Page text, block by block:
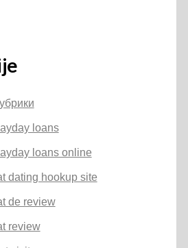
loans
loans online
dating hookup site
de review
review